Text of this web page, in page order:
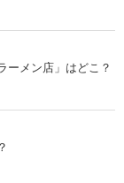
ーメン店」はどこ？